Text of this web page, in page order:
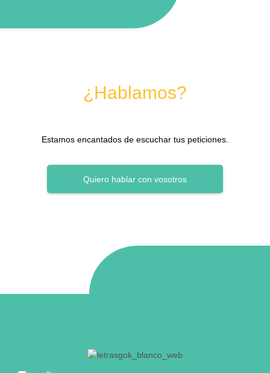
¿Hablamos?
Estamos encantados de escuchar tus peticiones.
Quiero hablar con vosotros